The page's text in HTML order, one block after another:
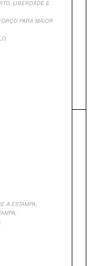
LIBERDADE E
PARA MAIOR
A ESTAMPA;